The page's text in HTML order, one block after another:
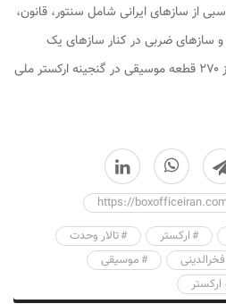
از سازهای ایرانی شامل سنتور، قانون،
و سازهای ضربی در کنار سازهای یک
ارکستر سمفونیک بنا نهاد. بیش از ۲۷۰ قطعه موسیقی در گنجینه ارکستر ملی
https://
ارکستر
تالار وحدت
موسیقی